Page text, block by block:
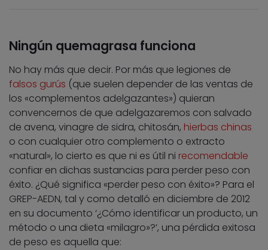
Ningún quemagrasa funciona
No hay más que decir. Por más que legiones de
falsos gurús (que suelen depender de las ventas de
los «complementos adelgazantes») quieran
convencernos de que adelgazaremos con salvado
de avena, vinagre de sidra, chitosán, hierbas chinas
o con cualquier otro complemento o extracto
«natural», lo cierto es que ni es útil ni recomendable
confiar en dichas sustancias para perder peso con
éxito. ¿Qué significa «perder peso con éxito»? Para el
GREP-AEDN, tal y como detalló en diciembre de 2012
en su documento ‘¿Cómo identificar un producto, un
método o una dieta «milagro»?’, una pérdida exitosa
de peso es aquella que: